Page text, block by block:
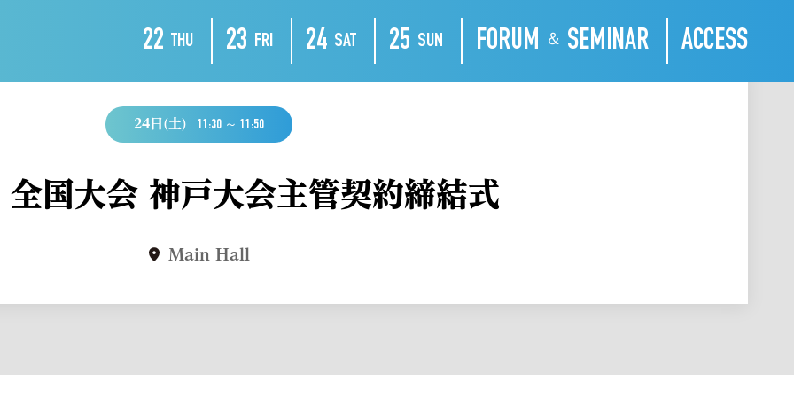
22 THU 23 FRI 24 SAT 25 SUN FORUM ＆ SEMINAR ACCESS
催事
24日(土) 11:30 ～ 11:50
国大会 神戸大会主管契約締結式
Main Hall